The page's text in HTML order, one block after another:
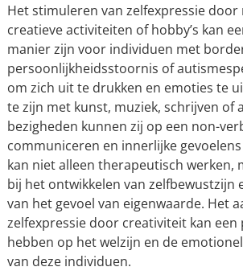
Het stimuleren van zelfexpressie door
creatieve activiteiten of hobby’s kan
manier zijn voor individuen met
persoonlijkheidsstoornis of
om zich uit te drukken en emoties te
te zijn met kunst, muziek, schrijven of
bezigheden kunnen zij op een non-
communiceren en innerlijke
kan niet alleen therapeutisch werken,
bij het ontwikkelen van zelfbewustzijn
van het gevoel van eigenwaarde. Het
zelfexpressie door creativiteit kan
hebben op het welzijn en de
van deze individuen.